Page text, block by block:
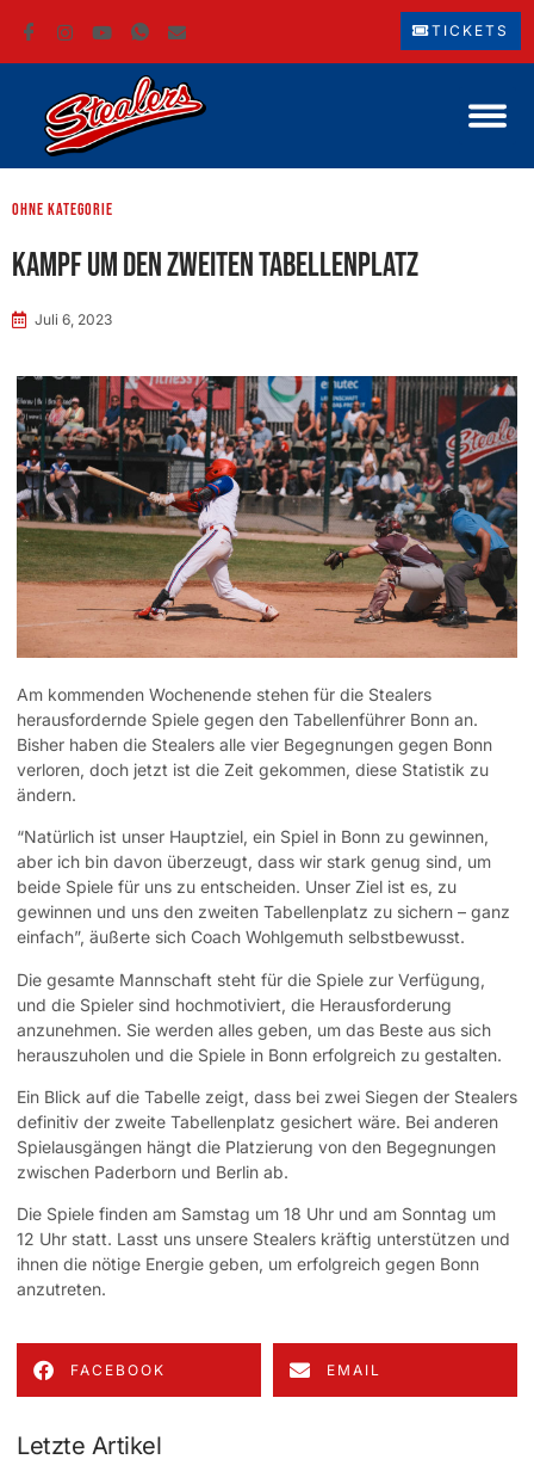
TICKETS
ohne Kategorie
Kampf um den zweiten Tabellenplatz
Juli 6, 2023
Am kommenden Wochenende stehen für die Stealers
herausfordernde Spiele gegen den Tabellenführer Bonn an.
Bisher haben die Stealers alle vier Begegnungen gegen Bonn
verloren, doch jetzt ist die Zeit gekommen, diese Statistik zu
ändern.
“Natürlich ist unser Hauptziel, ein Spiel in Bonn zu gewinnen,
aber ich bin davon überzeugt, dass wir stark genug sind, um
beide Spiele für uns zu entscheiden. Unser Ziel ist es, zu
gewinnen und uns den zweiten Tabellenplatz zu sichern – ganz
einfach”, äußerte sich Coach Wohlgemuth selbstbewusst.
Die gesamte Mannschaft steht für die Spiele zur Verfügung,
und die Spieler sind hochmotiviert, die Herausforderung
anzunehmen. Sie werden alles geben, um das Beste aus sich
herauszuholen und die Spiele in Bonn erfolgreich zu gestalten.
Ein Blick auf die Tabelle zeigt, dass bei zwei Siegen der Stealers
definitiv der zweite Tabellenplatz gesichert wäre. Bei anderen
Spielausgängen hängt die Platzierung von den Begegnungen
zwischen Paderborn und Berlin ab.
Die Spiele finden am Samstag um 18 Uhr und am Sonntag um
12 Uhr statt. Lasst uns unsere Stealers kräftig unterstützen und
ihnen die nötige Energie geben, um erfolgreich gegen Bonn
anzutreten.
FACEBOOK EMAIL
Letzte Artikel